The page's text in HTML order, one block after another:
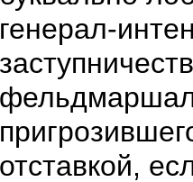
генерал-
отставкой,